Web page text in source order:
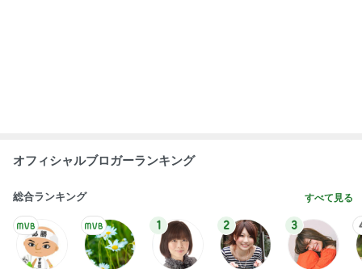
オフィシャルブロガーランキング
総合ランキング すべて見る
1 2 3